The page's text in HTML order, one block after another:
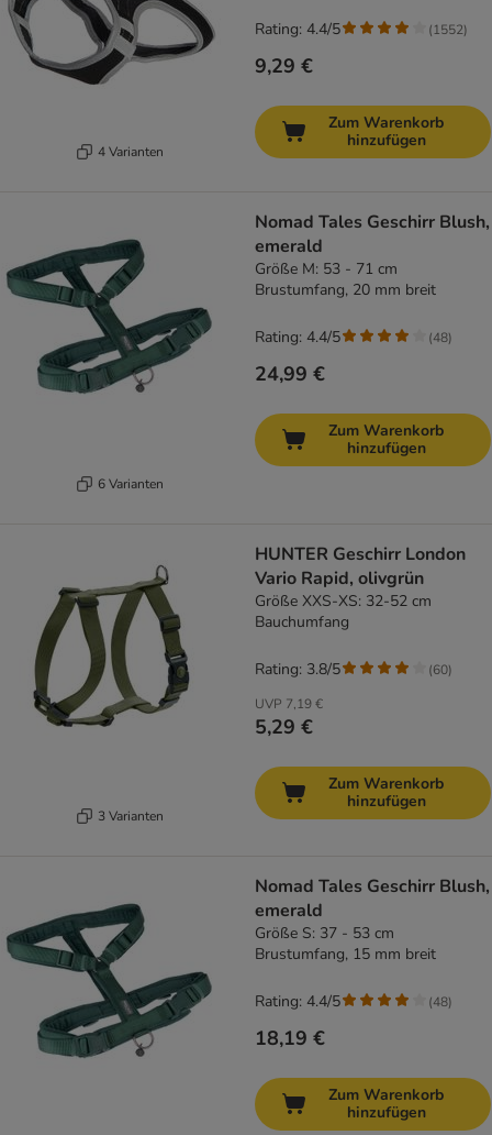
4 Varianten
9,29 €
Rating: 4.4/5 (1552)
Zum Warenkorb
hinzufügen
6 Varianten
Nomad Tales Geschirr Blush,
emerald
Größe M: 53 - 71 cm
Brustumfang, 20 mm breit
24,99 €
Rating: 4.4/5 (48)
Zum Warenkorb
hinzufügen
3 Varianten
HUNTER Geschirr London
Vario Rapid, olivgrün
Größe XXS-XS: 32-52 cm
Bauchumfang
UVP 7,19 €
5,29 €
Rating: 3.8/5 (60)
Zum Warenkorb
hinzufügen
Nomad Tales Geschirr Blush,
emerald
Größe S: 37 - 53 cm
Brustumfang, 15 mm breit
18,19 €
Rating: 4.4/5 (48)
Zum Warenkorb
hinzufügen